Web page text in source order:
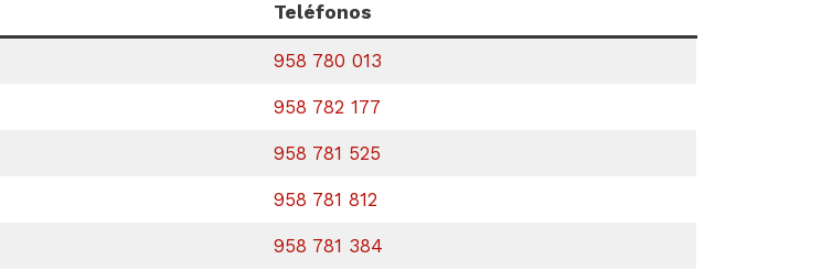
Teléfonos
958 780 013
958 782 177
958 781 525
958 781 812
958 781 384